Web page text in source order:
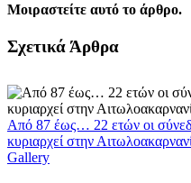
Μοιραστείτε αυτό το άρθρο.
Facebook
X
LinkedIn
WhatsApp
Email
Σχετικά Άρθρα
Από 87 έως… 22 ετών οι
κυριαρχεί στην
Gallery